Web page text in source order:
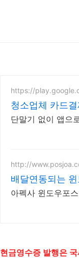
https://
청소업체 카드
단말기 없이 앱으
http://
배달연동되는
아펙사 윈도우포
현금영수증 발행은